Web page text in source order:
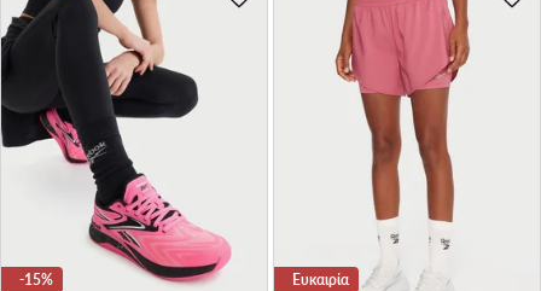
-15% Ευκαιρία